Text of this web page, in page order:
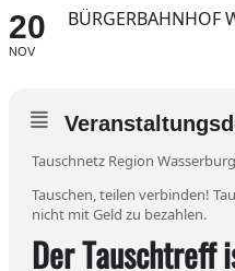
20
NOV
BÜRGERBAHNHOF
Tauschnetz Region
Tauschen, teilen verbinden!
nicht mit Geld zu bezahlen.
Der Tauschtreff